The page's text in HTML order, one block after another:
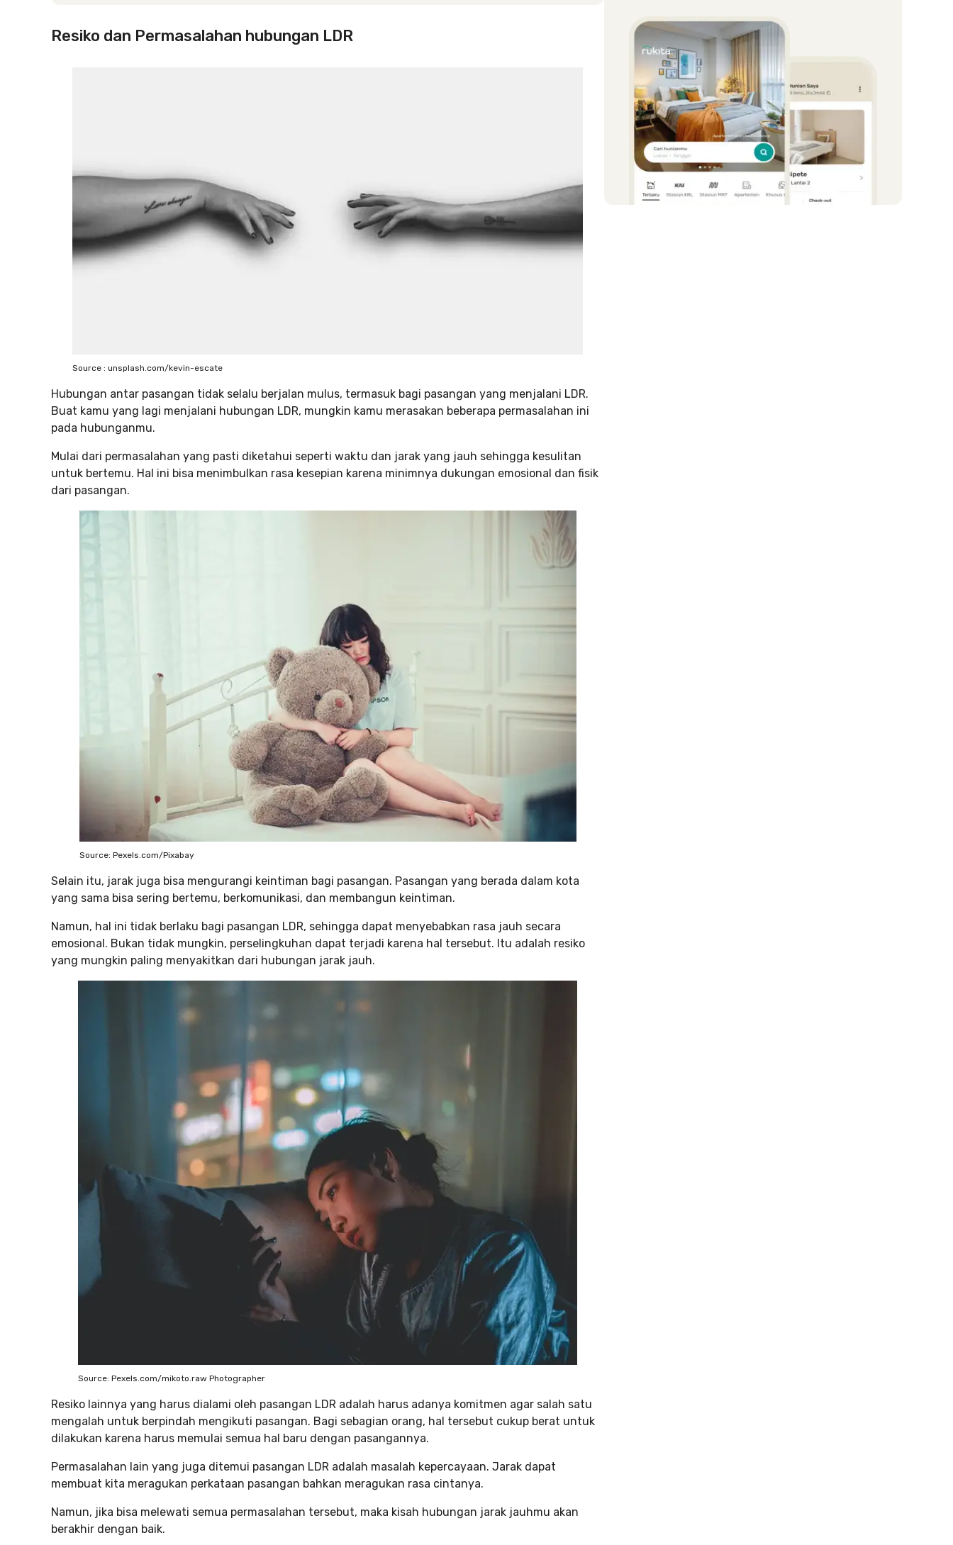
Resiko dan Permasalahan hubungan LDR
Source : unsplash.com/kevin-escate
Hubungan antar pasangan tidak selalu berjalan mulus, termasuk bagi pasangan yang menjalani LDR.
Buat kamu yang lagi menjalani hubungan LDR, mungkin kamu merasakan beberapa permasalahan ini
pada hubunganmu.
Mulai dari permasalahan yang pasti diketahui seperti waktu dan jarak yang jauh sehingga kesulitan
untuk bertemu. Hal ini bisa menimbulkan rasa kesepian karena minimnya dukungan emosional dan fisik
dari pasangan.
Source: Pexels.com/Pixabay
Selain itu, jarak juga bisa mengurangi keintiman bagi pasangan. Pasangan yang berada dalam kota
yang sama bisa sering bertemu, berkomunikasi, dan membangun keintiman.
Namun, hal ini tidak berlaku bagi pasangan LDR, sehingga dapat menyebabkan rasa jauh secara
emosional. Bukan tidak mungkin, perselingkuhan dapat terjadi karena hal tersebut. Itu adalah resiko
yang mungkin paling menyakitkan dari hubungan jarak jauh.
Source: Pexels.com/mikoto.raw Photographer
Resiko lainnya yang harus dialami oleh pasangan LDR adalah harus adanya komitmen agar salah satu
mengalah untuk berpindah mengikuti pasangan. Bagi sebagian orang, hal tersebut cukup berat untuk
dilakukan karena harus memulai semua hal baru dengan pasangannya.
Permasalahan lain yang juga ditemui pasangan LDR adalah masalah kepercayaan. Jarak dapat
membuat kita meragukan perkataan pasangan bahkan meragukan rasa cintanya.
Namun, jika bisa melewati semua permasalahan tersebut, maka kisah hubungan jarak jauhmu akan
berakhir dengan baik.